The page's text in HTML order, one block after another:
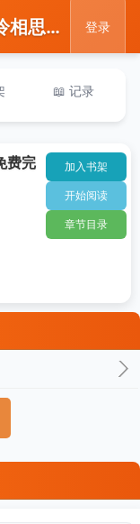
📖 相思入骨千千结霍屿冷相思免费完本小说在线阅读 登录
📖 记录
费完
加入书架
开始阅读
章节目录